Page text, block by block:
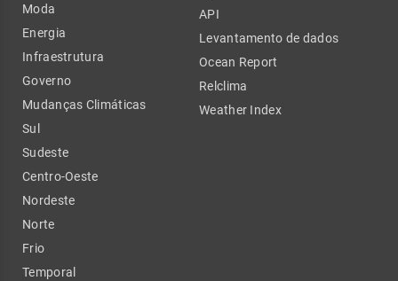
Moda
Energia
Infraestrutura
Governo
Mudanças Climáticas
Sul
Sudeste
Centro-Oeste
Nordeste
Norte
Frio
Temporal
API
Levantamento de dados
Ocean Report
Relclima
Weather Index